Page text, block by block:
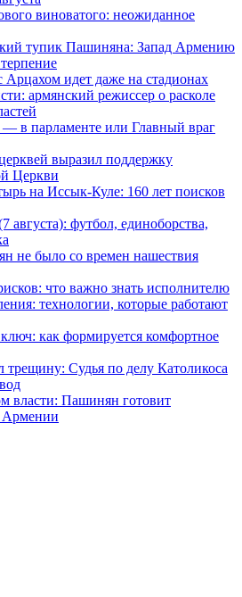
виноватого: неожиданное
тупик Пашиняна: Запад Армению
идет даже на стадионах
армянский режиссер о расколе
в парламенте или Главный враг
выразил поддержку
Церкви
на Иссык-Куле: 160 лет поисков
августа): футбол, единоборства,
не было со времен нашествия
что важно знать исполнителю
технологии, которые работают
как формируется комфортное
трещину: Судья по делу Католикоса
власти: Пашинян готовит
Армении